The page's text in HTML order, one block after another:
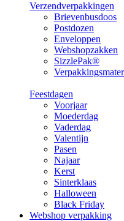
Verzendverpakkingen
Brievenbusdoos
Postdozen
Enveloppen
Webshopzakken
SizzlePak®
Feestdagen
Voorjaar
Moederdag
Vaderdag
Valentijn
Pasen
Najaar
Kerst
Sinterklaas
Halloween
Black Friday
Webshop verpakking